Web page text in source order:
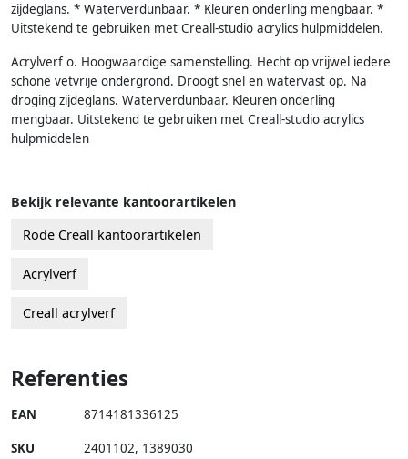
zijdeglans. * Waterverdunbaar. * Kleuren onderling mengbaar. *
Uitstekend te gebruiken met Creall-studio acrylics hulpmiddelen.
Acrylverf o. Hoogwaardige samenstelling. Hecht op vrijwel iedere
schone vetvrije ondergrond. Droogt snel en watervast op. Na
droging zijdeglans. Waterverdunbaar. Kleuren onderling
mengbaar. Uitstekend te gebruiken met Creall-studio acrylics
hulpmiddelen
Bekijk relevante kantoorartikelen
Rode Creall kantoorartikelen
Acrylverf
Creall acrylverf
Referenties
EAN 8714181336125
SKU 2401102, 1389030